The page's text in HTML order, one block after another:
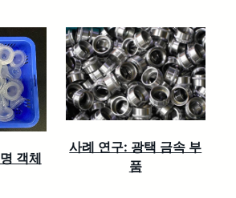
객체
사례 연구: 광택 금속 부
품